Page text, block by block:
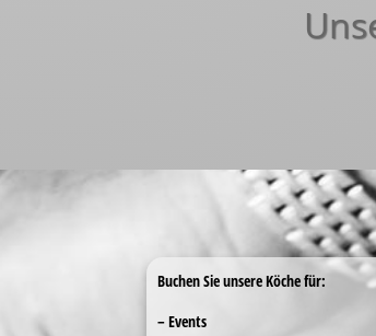
Buchen Sie unsere Köche für:
– Events